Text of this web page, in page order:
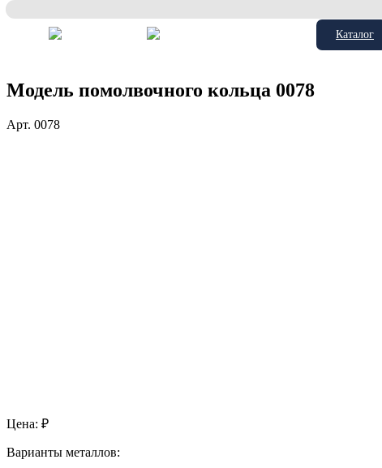
Каталог
Модель помолвочного кольца 0078
Арт. 0078
Цена: ₽
Варианты металлов: